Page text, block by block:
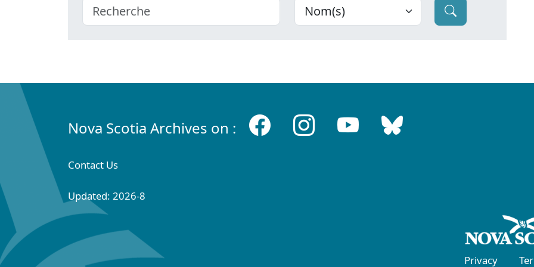
Nova Scotia Archives on :
Contact Us
Updated: 2026-8
Privacy